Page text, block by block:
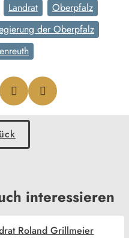
Landrat
Oberpfalz
der Oberpfalz
interessieren
Roland Grillmeier